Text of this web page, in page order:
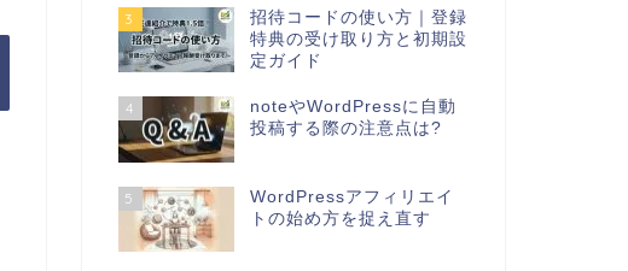
3
招待コードの使い方｜登録
特典の受け取り方と初期設
定ガイド
4
noteやWordPressに自動
投稿する際の注意点は?
5
WordPressアフィリエイ
トの始め方を捉え直す